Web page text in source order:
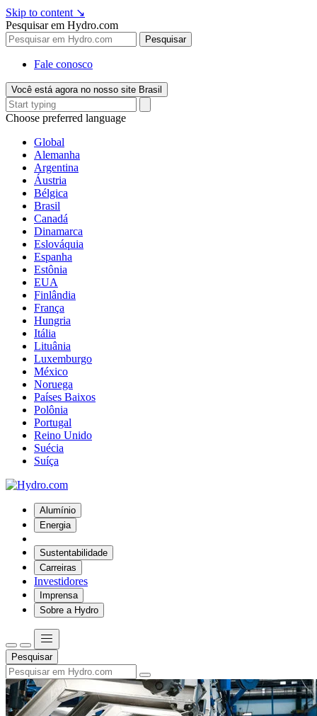
Skip to content ↘
Pesquisar em Hydro.com
Pesquisar
Fale conosco
Você está agora no nosso site Brasil
Choose preferred language
Global
Alemanha
Argentina
Áustria
Bélgica
Brasil
Canadá
Dinamarca
Eslováquia
Espanha
Estônia
EUA
Finlândia
França
Hungria
Itália
Lituânia
Luxemburgo
México
Noruega
Países Baixos
Polônia
Portugal
Reino Unido
Suécia
Suíça
Alumínio
Energia
Sustentabilidade
Carreiras
Investidores
Imprensa
Sobre a Hydro
Pesquisar